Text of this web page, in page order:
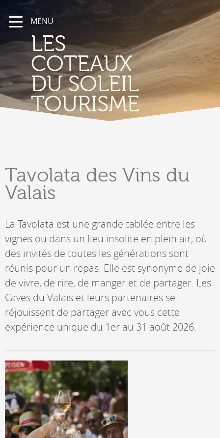
MENU
LES
COTEAUX
DU SOLEIL
TOURISME
Tavolata des Vins du
Valais
La Tavolata est une grande tablée entre les
vignes ou dans un lieu insolite en plein air, où
des invités de toutes les générations sont
réunis pour un repas. Elle est synonyme de joie
de vivre, de rire, de manger et de partager. Les
Caves du Valais et leurs partenaires se
réjouissent de partager avec vous cette
expérience unique du 1er au 31 août 2026.